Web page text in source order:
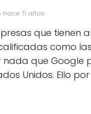
hace 11 años
que tienen
como
que Google
Unidos. Ello